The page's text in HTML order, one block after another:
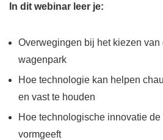
In dit webinar leer je:
Overwegingen bij het kiezen van
wagenpark
Hoe technologie kan helpen
en vast te houden
Hoe technologische innovatie
vormgeeft